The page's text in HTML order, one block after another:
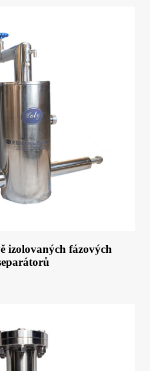
izolovaných fázových